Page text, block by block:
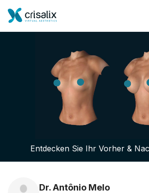
Startseite für Chirurgen
3D-Business-Plattform
Pläne
Bewertungen von Patienten
Entdecken Sie Ihr Vorher &
Dr. Antônio Melo